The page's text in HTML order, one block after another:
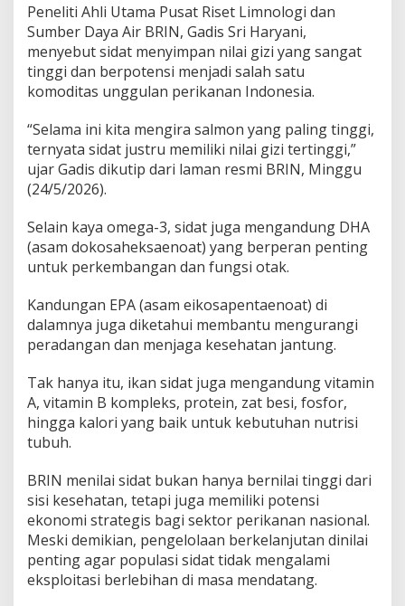
u
n
y
a
O
m
g
a
-
r
t
i
n
g
i
d
D
n
i
Peneliti Ahli Utama Pusat Riset Limnologi dan
Sumber Daya Air BRIN, Gadis Sri Haryani,
menyebut sidat menyimpan nilai gizi yang sangat
tinggi dan berpotensi menjadi salah satu
komoditas unggulan perikanan Indonesia.
“Selama ini kita mengira salmon yang paling tinggi,
ternyata sidat justru memiliki nilai gizi tertinggi,”
ujar Gadis dikutip dari laman resmi BRIN, Minggu
(24/5/2026).
Selain kaya omega-3, sidat juga mengandung DHA
(asam dokosaheksaenoat) yang berperan penting
untuk perkembangan dan fungsi otak.
Kandungan EPA (asam eikosapentaenoat) di
dalamnya juga diketahui membantu mengurangi
peradangan dan menjaga kesehatan jantung.
Tak hanya itu, ikan sidat juga mengandung vitamin
A, vitamin B kompleks, protein, zat besi, fosfor,
hingga kalori yang baik untuk kebutuhan nutrisi
tubuh.
BRIN menilai sidat bukan hanya bernilai tinggi dari
sisi kesehatan, tetapi juga memiliki potensi
ekonomi strategis bagi sektor perikanan nasional.
Meski demikian, pengelolaan berkelanjutan dinilai
penting agar populasi sidat tidak mengalami
eksploitasi berlebihan di masa mendatang.